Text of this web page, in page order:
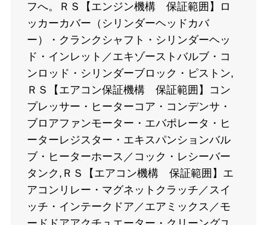
フへ。ＲＳ【エンジン機構 保証範囲】ロ
ッカーカバー（シリンダーヘッドカバ
ー）・クランクシャフト・シリンダーヘッ
ド・インレット／エキゾーストバルブ・コ
ンロッド・シリンダーブロック・ピストン,
ＲＳ【エアコン保証機構 保証範囲】コン
プレッサー・ヒーターコア・コンデンサ・
ブロアファンモーター・エバポレータ・ヒ
ーターレジスター・エキスパンションバル
ブ・ヒーターホース／コック・レシーバー
タンク,ＲＳ【エアコン機構 保証範囲】エ
アコンリレー・マグネットクラッチ／スイ
ッチ・インテークドア／エアミックス／モ